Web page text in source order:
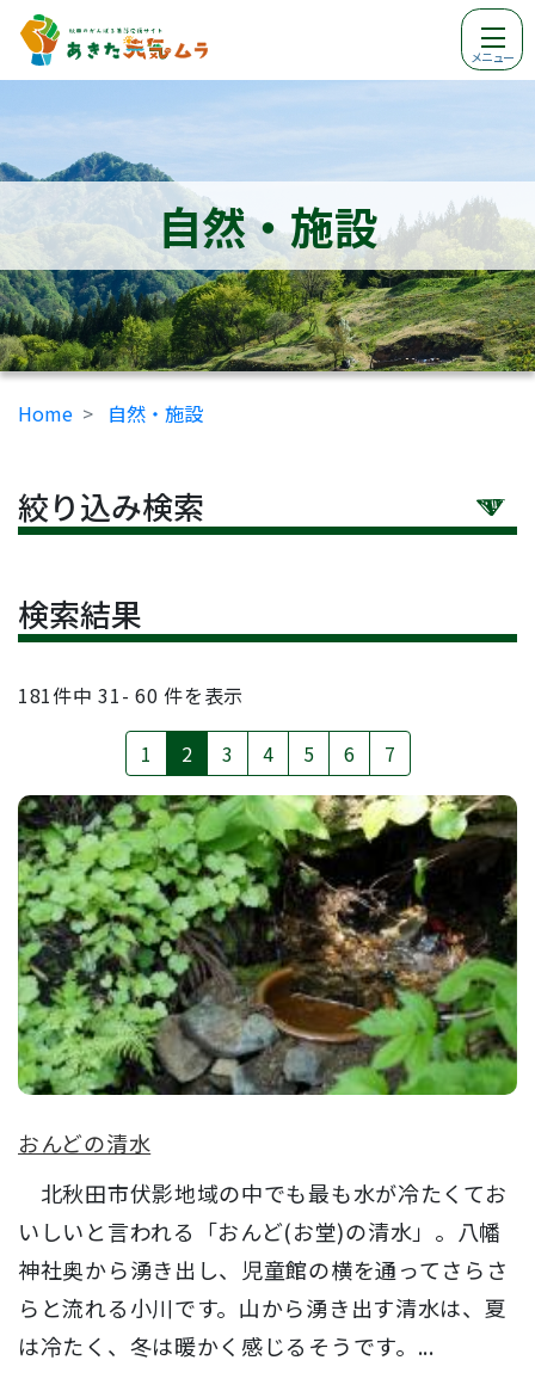
メニュー
自然・施設
Home 自然・施設
絞り込み検索
検索結果
181件中31- 60件を表示
1 2 3 4 5 6 7
おんどの清水
北秋田市伏影地域の中でも最も水が冷たくてお
いしいと言われる「おんど(お堂)の清水」。八幡
神社奥から湧き出し、児童館の横を通ってさらさ
らと流れる小川です。山から湧き出す清水は、夏
は冷たく、冬は暖かく感じるそうです。...